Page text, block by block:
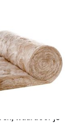
van
van
door
waardoor je